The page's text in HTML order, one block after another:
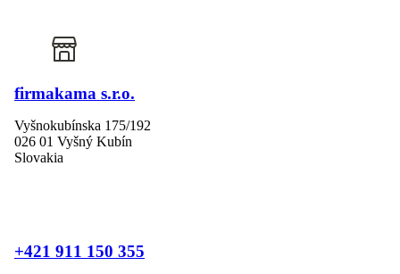
firmakama s.r.o.
Vyšnokubínska 175/192
026 01 Vyšný Kubín
Slovakia
+421 911 150 355